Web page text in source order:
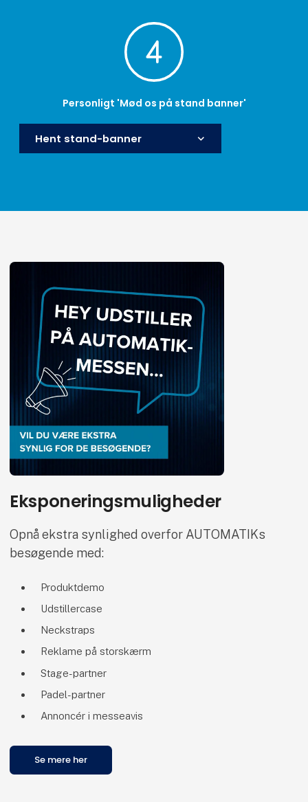
Personligt 'Mød os på stand banner'
Hent stand-banner keyboard_arrow_down
Eksponeringsmuligheder
Opnå ekstra synlighed overfor AUTOMATIKs
besøgende med:
Produktdemo
Udstillercase
Neckstraps
Reklame på storskærm
Stage-partner
Padel-partner
Annoncér i messeavis
Se mere her